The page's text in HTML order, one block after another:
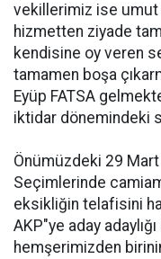
vekillerimiz ise umut
hizmetten ziyade
kendisine oy veren
tamamen boşa
Eyüp FATSA
iktidar dönemindeki
Önümüzdeki 29
Seçimlerinde
eksikliğin telafisini
AKP"ye aday
hemşerimizden